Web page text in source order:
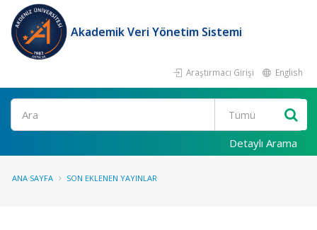
Akademik Veri Yönetim Sistemi
Araştırmacı Girişi English
Ara
Detaylı Arama
ANA SAYFA SON EKLENEN YAYINLAR